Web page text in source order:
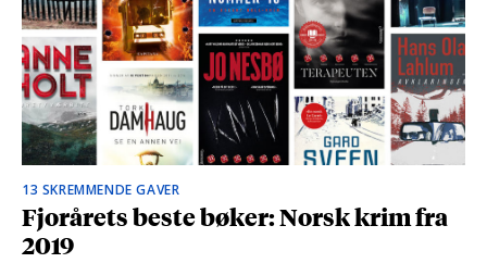
13 SKREMMENDE GAVER
Fjorårets beste bøker: Norsk krim fra
2019